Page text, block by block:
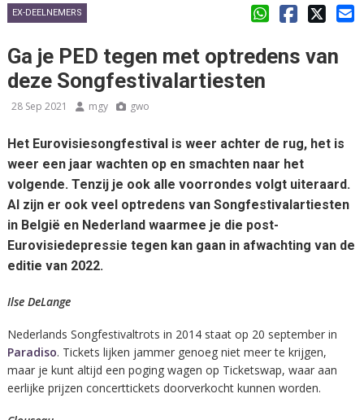
EX-DEELNEMERS
Ga je PED tegen met optredens van
deze Songfestivalartiesten
28 Sep 2021 mgy gwo
Het Eurovisiesongfestival is weer achter de rug, het is
weer een jaar wachten op en smachten naar het
volgende. Tenzij je ook alle voorrondes volgt uiteraard.
Al zijn er ook veel optredens van Songfestivalartiesten
in België en Nederland waarmee je die post-
Eurovisiedepressie tegen kan gaan in afwachting van de
editie van 2022.
Ilse DeLange
Nederlands Songfestivaltrots in 2014 staat op 20 september in
Paradiso. Tickets lijken jammer genoeg niet meer te krijgen,
maar je kunt altijd een poging wagen op Ticketswap, waar aan
eerlijke prijzen concerttickets doorverkocht kunnen worden.